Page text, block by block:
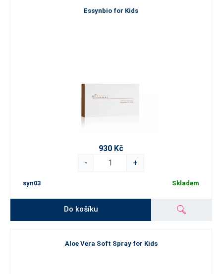
Essynbio for Kids
930 Kč
-
+
syn03 Skladem
Do košíku
Aloe Vera Soft Spray for Kids